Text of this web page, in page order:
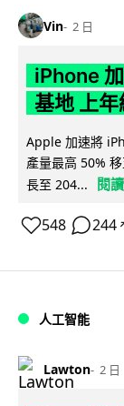
Vin 2 日
iPhone
基地 上
Apple 加速將
產量最高 50%
長至 204...
閱
548 244
人工智能
Lawton 2 日